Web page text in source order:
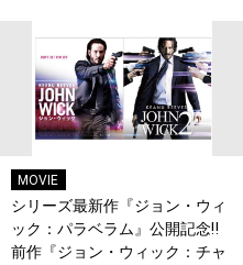
MOVIE
シリーズ最新作『ジョン・ウィ
ック：パラベラム』公開記念‼
前作『ジョン・ウィック：チャ